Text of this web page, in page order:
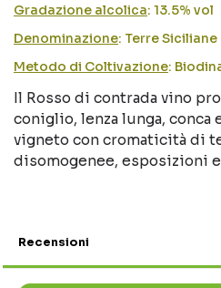
Gradazione alcolica: 13.5% vol
Denominazione: Terre Siciliane
Metodo di Coltivazione:
Il Rosso di contrada vino
coniglio, lenza lunga, conca
vigneto con cromaticità di
disomogenee, esposizioni
Recensioni